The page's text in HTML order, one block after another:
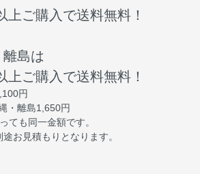
上ご購入で送料無料！
島は
上ご購入で送料無料！
円
・離島1,650円
ても同一金額です。
お見積もりとなります。